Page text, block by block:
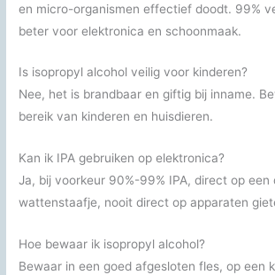
en micro-organismen effectief doodt. 99%
beter voor elektronica en schoonmaak.
Is isopropyl alcohol veilig voor kinderen?
Nee, het is brandbaar en giftig bij inname.
bereik van kinderen en huisdieren.
Kan ik IPA gebruiken op elektronica?
Ja, bij voorkeur 90%-99% IPA, direct op een
wattenstaafje, nooit direct op apparaten
Hoe bewaar ik isopropyl alcohol?
Bewaar in een goed afgesloten fles, op een